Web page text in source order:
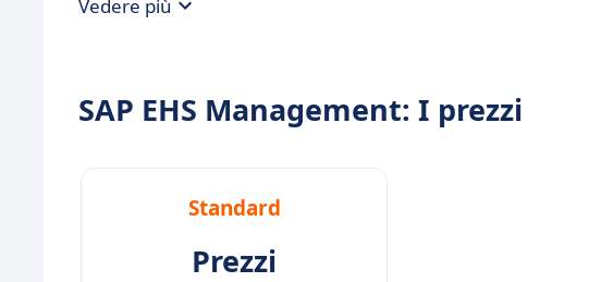
Vedere più
SAP EHS Management: I prezzi
Standard
Prezzi